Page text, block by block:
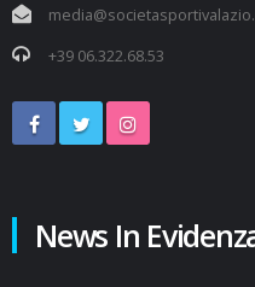
+39 06.322.68.53
News In